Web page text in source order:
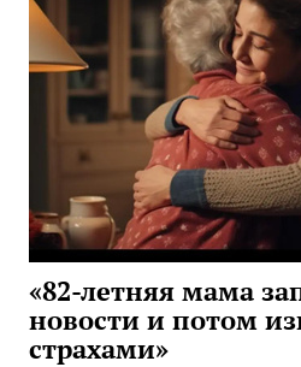
«82-летняя мама
новости и потом
страхами»